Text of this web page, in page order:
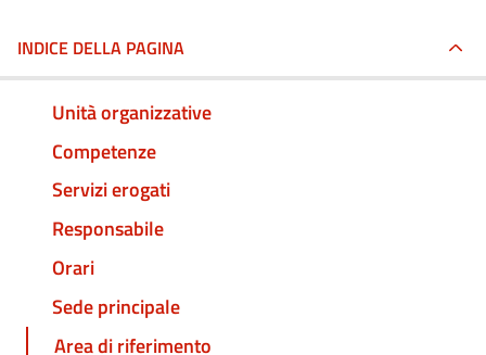
INDICE DELLA PAGINA
Unità organizzative
Competenze
Servizi erogati
Responsabile
Orari
Sede principale
Area di riferimento